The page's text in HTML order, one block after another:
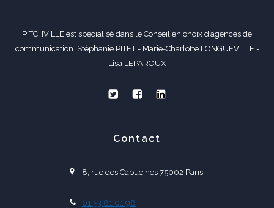
PITCHVILLE est spécialisé dans le Conseil en choix d’agences de
communication. Stéphanie PITET - Marie-Charlotte LONGUEVILLE -
Lisa LEPAROUX
Contact
8, rue des Capucines 75002 Paris
01 53 81 01 98